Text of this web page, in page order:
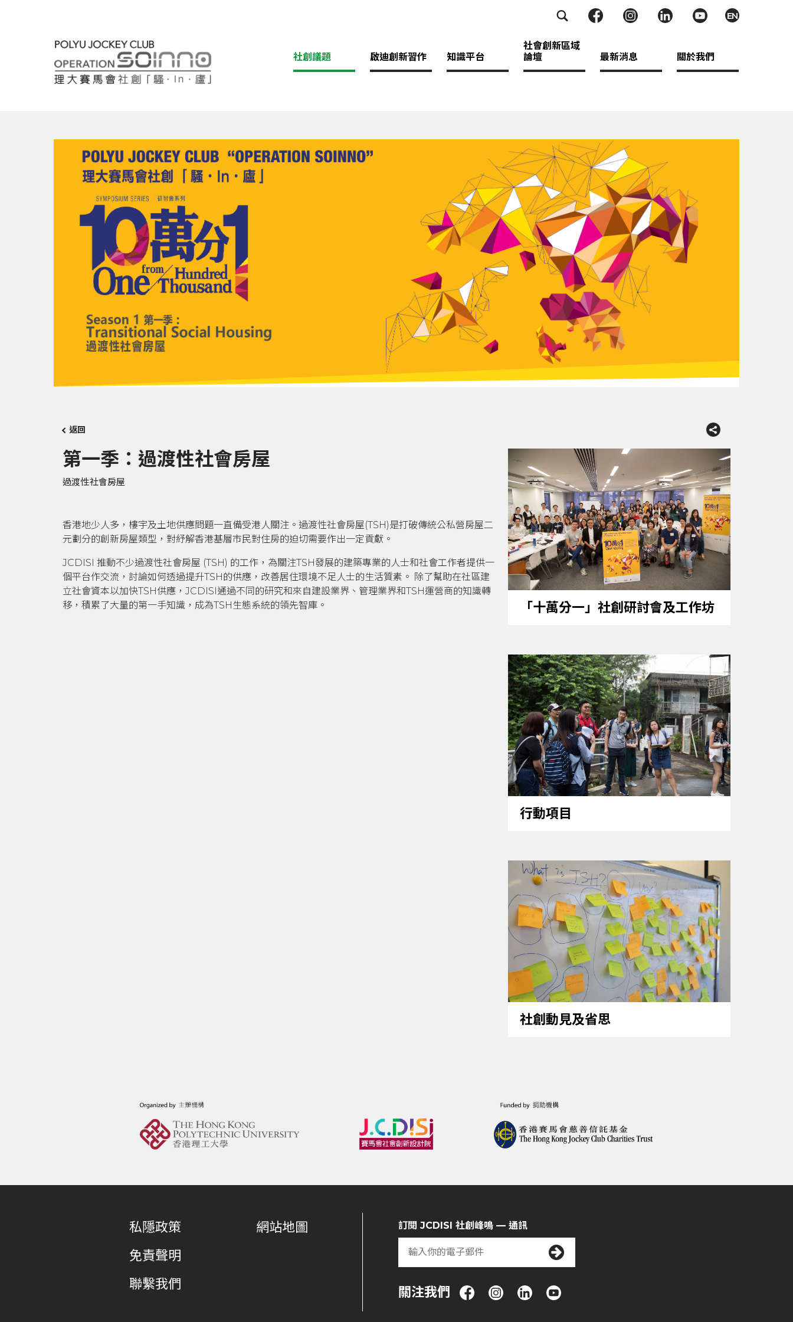
EN
社創議題 啟迪創新習作 知識平台
社會創新區域
論壇
最新消息 關於我們
返回
第一季：過渡性社會房屋
過渡性社會房屋
香港地少人多，樓宇及土地供應問題一直備受港人關注。過渡性社會房屋(TSH)是打破傳統公私營房屋二
元劃分的創新房屋類型，對紓解香港基層市民對住房的迫切需要作出一定貢獻。
JCDISI 推動不少過渡性社會房屋 (TSH) 的工作，為關注TSH發展的建築專業的人士和社會工作者提供一
個平台作交流，討論如何透過提升TSH的供應，改善居住環境不足人士的生活質素。 除了幫助在社區建
立社會資本以加快TSH供應，JCDISI通過不同的研究和來自建設業界、管理業界和TSH運營商的知識轉
移，積累了大量的第一手知識，成為TSH生態系統的領先智庫。
「十萬分一」社創研討會及工作坊
行動項目
社創動見及省思
私隱政策
免責聲明
聯繫我們
網站地圖 訂閱 JCDISI 社創峰鳴 — 通訊
關注我們